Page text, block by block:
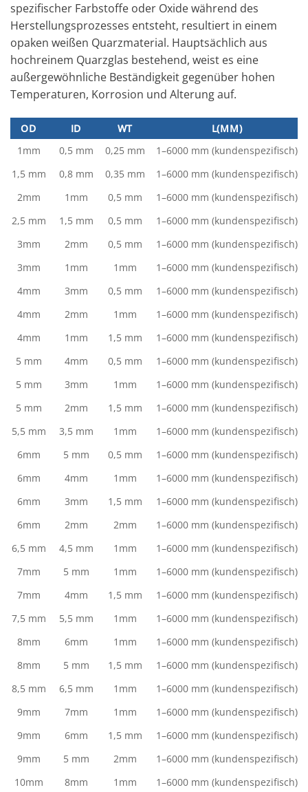
spezifischer Farbstoffe oder Oxide während des
Herstellungsprozesses entsteht, resultiert in einem
opaken weißen Quarzmaterial. Hauptsächlich aus
hochreinem Quarzglas bestehend, weist es eine
außergewöhnliche Beständigkeit gegenüber hohen
Temperaturen, Korrosion und Alterung auf.
OD ID WT
L(MM)
1mm
0,5 mm 0,25 mm
1–6000 mm (kundenspezifisch)
1,5 mm
0,8 mm 0,35 mm
1–6000 mm (kundenspezifisch)
2mm
1mm 0,5 mm
1–6000 mm (kundenspezifisch)
2,5 mm
1,5 mm 0,5 mm
1–6000 mm (kundenspezifisch)
3mm
2mm 0,5 mm
1–6000 mm (kundenspezifisch)
3mm
1mm 1mm
1–6000 mm (kundenspezifisch)
4mm
3mm 0,5 mm
1–6000 mm (kundenspezifisch)
4mm
2mm 1mm
1–6000 mm (kundenspezifisch)
4mm
1mm 1,5 mm
1–6000 mm (kundenspezifisch)
5 mm
4mm 0,5 mm
1–6000 mm (kundenspezifisch)
5 mm
3mm 1mm
1–6000 mm (kundenspezifisch)
5 mm
2mm 1,5 mm
1–6000 mm (kundenspezifisch)
5,5 mm
3,5 mm 1mm
1–6000 mm (kundenspezifisch)
6mm
5 mm 0,5 mm
1–6000 mm (kundenspezifisch)
6mm
4mm 1mm
1–6000 mm (kundenspezifisch)
6mm
3mm 1,5 mm
1–6000 mm (kundenspezifisch)
6mm
2mm 2mm
1–6000 mm (kundenspezifisch)
6,5 mm
4,5 mm 1mm
1–6000 mm (kundenspezifisch)
7mm
5 mm 1mm
1–6000 mm (kundenspezifisch)
7mm
4mm 1,5 mm
1–6000 mm (kundenspezifisch)
7,5 mm
5,5 mm 1mm
1–6000 mm (kundenspezifisch)
8mm
6mm 1mm
1–6000 mm (kundenspezifisch)
8mm
5 mm 1,5 mm
1–6000 mm (kundenspezifisch)
8,5 mm
6,5 mm 1mm
1–6000 mm (kundenspezifisch)
9mm
7mm 1mm
1–6000 mm (kundenspezifisch)
9mm
6mm 1,5 mm
1–6000 mm (kundenspezifisch)
9mm
5 mm 2mm
1–6000 mm (kundenspezifisch)
10mm
8mm 1mm
1–6000 mm (kundenspezifisch)